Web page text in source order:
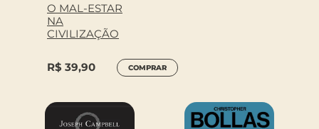
O MAL-ESTAR
NA
CIVILIZAÇÃO
R$ 39,90 COMPRAR